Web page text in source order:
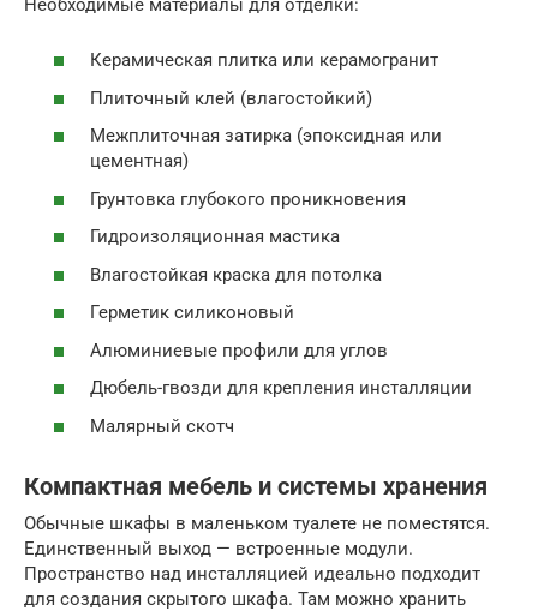
Необходимые материалы для отделки:
Керамическая плитка или керамогранит
Плиточный клей (влагостойкий)
Межплиточная затирка (эпоксидная или
цементная)
Грунтовка глубокого проникновения
Гидроизоляционная мастика
Влагостойкая краска для потолка
Герметик силиконовый
Алюминиевые профили для углов
Дюбель-гвозди для крепления инсталляции
Малярный скотч
Компактная мебель и системы хранения
Обычные шкафы в маленьком туалете не поместятся.
Единственный выход — встроенные модули.
Пространство над инсталляцией идеально подходит
для создания скрытого шкафа. Там можно хранить